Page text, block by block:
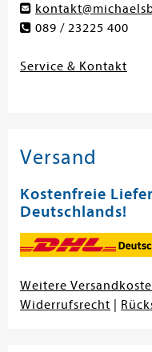
089 / 23225 400
Service & Kontakt
Versand
Kostenfreie
Deutschlands!
Weitere
Widerrufsrecht